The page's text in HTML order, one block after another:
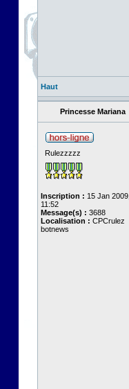
Haut
Princesse Mariana
Rulezzzzz
Inscription : 15 Jan 2009,
11:52
Message(s) : 3688
Localisation : CPCrulez
botnews